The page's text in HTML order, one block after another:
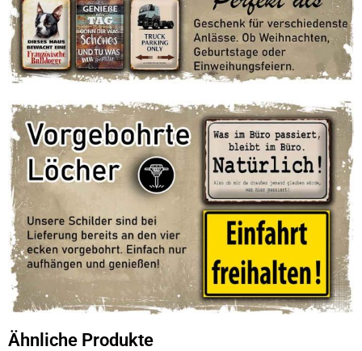
Ähnliche Produkte